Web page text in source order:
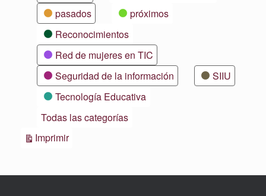
pasados
próximos
Reconocimientos
Red de mujeres en TIC
Seguridad de la información
SIIU
Tecnología Educativa
Todas las categorías
ImprimirVistas